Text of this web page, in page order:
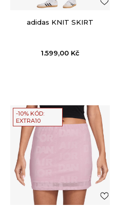
adidas KNIT SKIRT
1.599,00 Kč
-10% KÓD:
EXTRA10